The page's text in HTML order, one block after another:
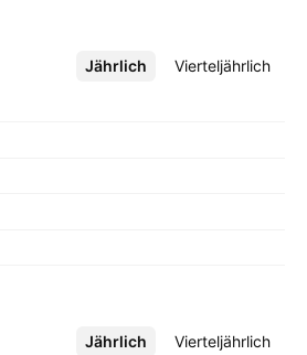
Jährlich Vierteljährlich
Mehr
Jährlich Vierteljährlich
Mehr